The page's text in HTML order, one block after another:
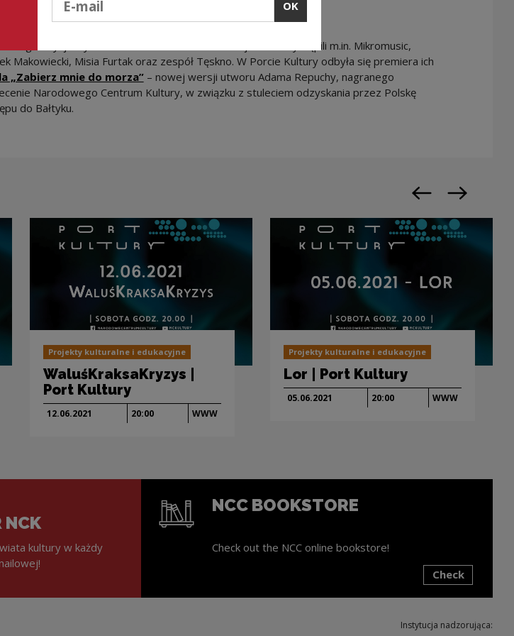
druga edycja wydarzenia. W 2020 roku na naszej scenie wystąpili m.in. Mikromusic,
Makowiecki, Misia Furtak oraz zespół Tęskno. W Porcie Kultury odbyła się premiera ich
„Zabierz mnie do morza”– nowej wersji utworu Adama Repuchy, nagranego
Narodowego Centrum Kultury, w związku z stuleciem odzyskania przez Polskę
do Bałtyku.
Projekty kulturalne i edukacyjne
WaluśKraksaKryzys |
Port Kultury
12.06.2021 20:00 WWW
Projekty kulturalne i edukacyjne
Lor | Port Kultury
05.06.2021 20:00 WWW
Previous slide
Next slide
NCK
kultury w każdy
NCC BOOKSTORE
Check out the NCC online bookstore!
Check
Instytucja nadzorująca:
OK